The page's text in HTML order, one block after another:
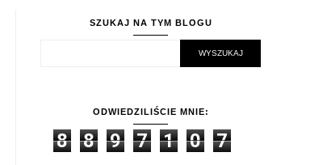
SZUKAJ NA TYM BLOGU
ODWIEDZILIŚCIE MNIE:
8 8 9 7 1 0 7